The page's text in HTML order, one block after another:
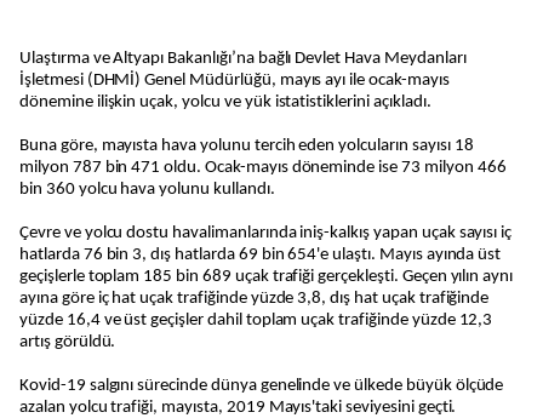
Ulaştırma ve Altyapı Bakanlığı’na bağlı Devlet Hava Meydanları
İşletmesi (DHMİ) Genel Müdürlüğü, mayıs ayı ile ocak-mayıs
dönemine ilişkin uçak, yolcu ve yük istatistiklerini açıkladı.
Buna göre, mayısta hava yolunu tercih eden yolcuların sayısı 18
milyon 787 bin 471 oldu. Ocak-mayıs döneminde ise 73 milyon 466
bin 360 yolcu hava yolunu kullandı.
Çevre ve yolcu dostu havalimanlarında iniş-kalkış yapan uçak sayısı iç
hatlarda 76 bin 3, dış hatlarda 69 bin 654'e ulaştı. Mayıs ayında üst
geçişlerle toplam 185 bin 689 uçak trafiği gerçekleşti. Geçen yılın aynı
ayına göre iç hat uçak trafiğinde yüzde 3,8, dış hat uçak trafiğinde
yüzde 16,4 ve üst geçişler dahil toplam uçak trafiğinde yüzde 12,3
artış görüldü.
Kovid-19 salgını sürecinde dünya genelinde ve ülkede büyük ölçüde
azalan yolcu trafiği, mayısta, 2019 Mayıs'taki seviyesini geçti.